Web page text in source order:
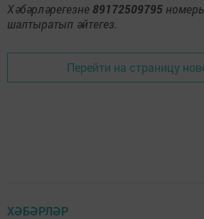
Хәбәрләрегезне 89172509795
шалтыратып әйтегез.
Перейти на страницу
ХӘБӘРЛӘР